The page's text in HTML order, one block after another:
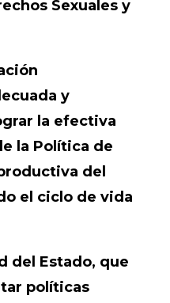
Sexuales y
y
la efectiva
la Política de
del
el ciclo de vida
del Estado, que
políticas